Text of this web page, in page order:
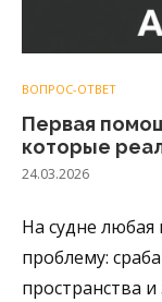
ВОПРОС-ОТВЕТ
Первая
которые
24.03.2026
На судне
проблему:
пространства